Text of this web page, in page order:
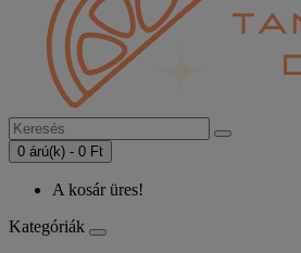
0 árú(k) - 0 Ft
A kosár üres!
Kategóriák